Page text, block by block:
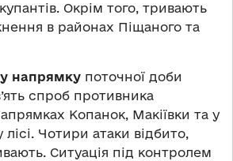
Окрім того, тривають
в районах Піщаного та
напрямку поточної доби
спроб противника
Копанок, Макіївки та у
Чотири атаки відбито,
Ситуація під контролем